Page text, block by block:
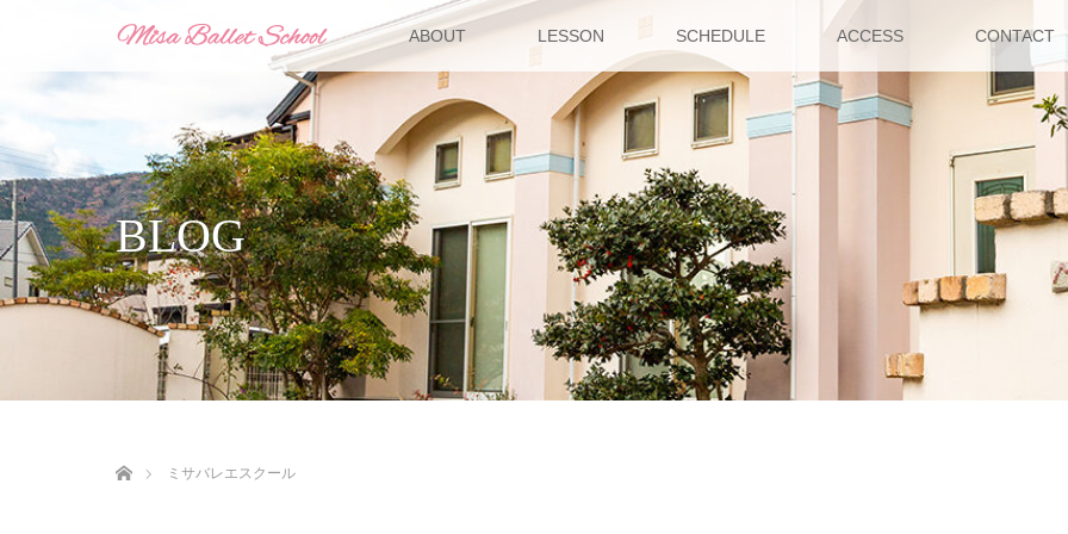
ABOUT LESSON SCHEDULE ACCESS CONTACT
BLOG
ミサバレエスクール